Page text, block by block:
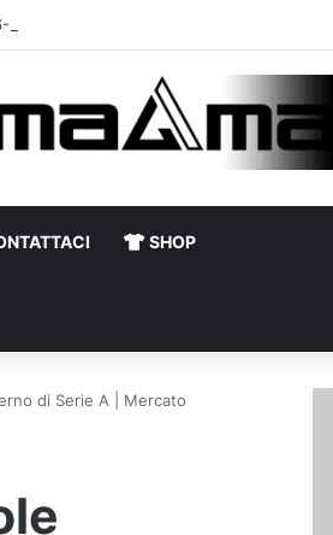
le descrizioni e i temi scelti da Magma
SHOP
di Serie A | Mercato